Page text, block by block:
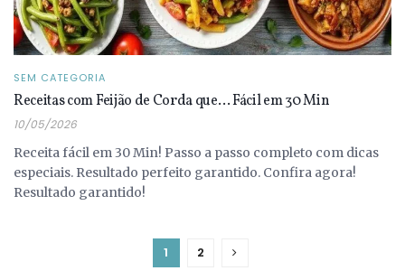
SEM CATEGORIA
Receitas com Feijão de Corda que… Fácil em 30 Min
10/05/2026
Receita fácil em 30 Min! Passo a passo completo com dicas
especiais. Resultado perfeito garantido. Confira agora!
Resultado garantido!
1 2